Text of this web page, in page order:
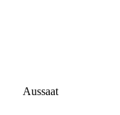
Aussaat